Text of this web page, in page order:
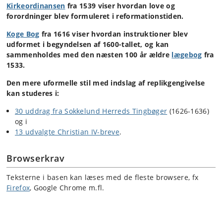
Kirkeordinansen fra 1539 viser hvordan love og
forordninger blev formuleret i reformationstiden.
Koge Bog fra 1616 viser hvordan instruktioner blev
udformet i begyndelsen af 1600-tallet, og kan
sammenholdes med den næsten 100 år ældre lægebog fra
1533.
Den mere uformelle stil med indslag af replikgengivelse
kan studeres i:
30 uddrag fra Sokkelund Herreds Tingbøger (1626-1636)
og i
13 udvalgte Christian IV-breve.
Browserkrav
Teksterne i basen kan læses med de fleste browsere, fx
Firefox, Google Chrome m.fl.